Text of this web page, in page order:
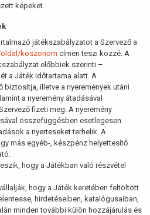
képeket.
játékszabályzatot a Szervező a
koszonom címen teszi közzé. A
előbbiek szerinti –
a Játék időtartama alatt. A
biztosítja, illetve a nyeremények utáni
a nyeremény átadásával
fizeti meg. A nyeremény
összefüggésben esetlegesen
a nyerteseket terhelik. A
más egyéb-, készpénz helyettesítő
hogy a Játékban való részvétel
hogy a Játék keretében feltöltött
hirdetéseiben, katalógusaiban,
minden további külön hozzájárulás és